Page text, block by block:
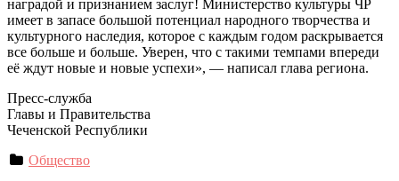
наградой и признанием заслуг! Министерство культуры ЧР
имеет в запасе большой потенциал народного творчества и
культурного наследия, которое с каждым годом раскрывается
все больше и больше. Уверен, что с такими темпами впереди
её ждут новые и новые успехи», — написал глава региона.
Пресс-служба
Главы и Правительства
Чеченской Республики
Общество